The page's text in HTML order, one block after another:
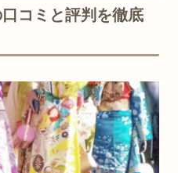
コミと評判を徹底